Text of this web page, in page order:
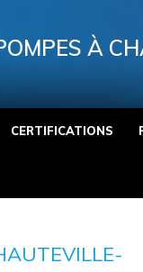
À
CERTIFICATIONS